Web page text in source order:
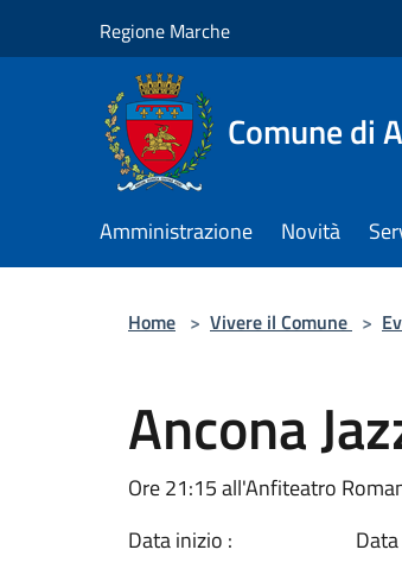
Regione Marche
Comune di
Amministrazione Novità
Home > Vivere il Comune >
Ancona
Ore 21:15 all'Anfiteatro
Data inizio :